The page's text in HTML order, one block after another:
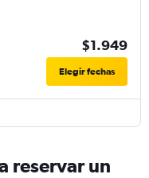
$1.949
Elegir fechas
reservar un